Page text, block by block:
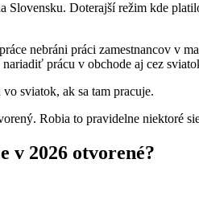
Slovensku. Doterajší režim kde
nebráni práci zamestnancov v
prácu v obchode aj cez
sviatok, ak sa tam pracuje.
Robia to pravidelne niektoré
v 2026 otvorené?